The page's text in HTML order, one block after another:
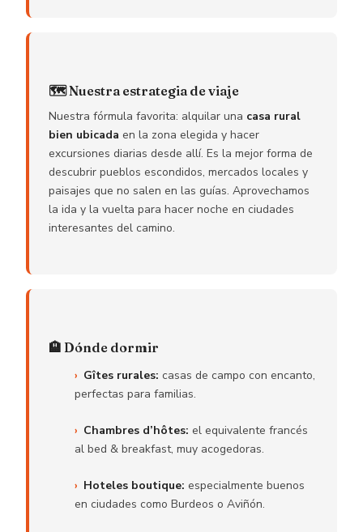
🗺️ Nuestra estrategia de viaje
Nuestra fórmula favorita: alquilar una casa rural
bien ubicada en la zona elegida y hacer
excursiones diarias desde allí. Es la mejor forma de
descubrir pueblos escondidos, mercados locales y
paisajes que no salen en las guías. Aprovechamos
la ida y la vuelta para hacer noche en ciudades
interesantes del camino.
🏨 Dónde dormir
Gîtes rurales: casas de campo con encanto,
perfectas para familias.
Chambres d’hôtes: el equivalente francés
al bed & breakfast, muy acogedoras.
Hoteles boutique: especialmente buenos
en ciudades como Burdeos o Aviñón.